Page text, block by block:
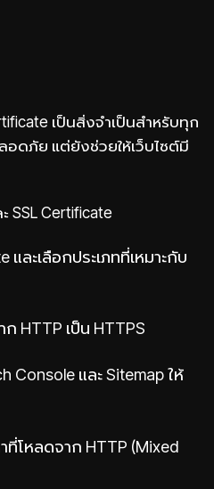
เป็นสิ่งจำเป็นสำหรับทุก
อดภัย แต่ยังช่วยให้เว็บไซต์มี
SSL Certificate
ละเลือกประเภทที่เหมาะกับ
HTTP เป็น HTTPS
Console และ Sitemap ให้
ที่โหลดจาก HTTP (Mixed